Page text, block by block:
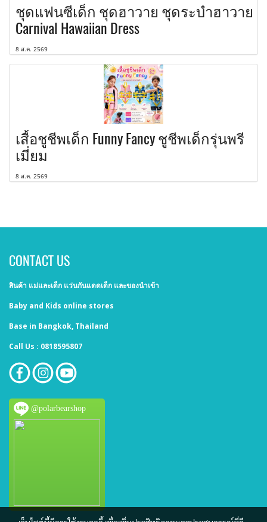
ชุดแฟนซีเด็ก ชุดฮาวาย ชุดระบำฮาวาย
Carnival Hawaiian Dress
8 ส.ค. 2569
เสื้อชูชีพเด็ก Funny Fancy ชูชีพเด็กรุ่นพรี
เมี่ยม
8 ส.ค. 2569
CONTACT US
สินค้า แม่และเด็ก แว่นกันแดดเด็ก และของนำเข้า
Baby and Kids online stores
Base in Bangkok, Thailand
Call Us : 0818595807
@polarbearshop